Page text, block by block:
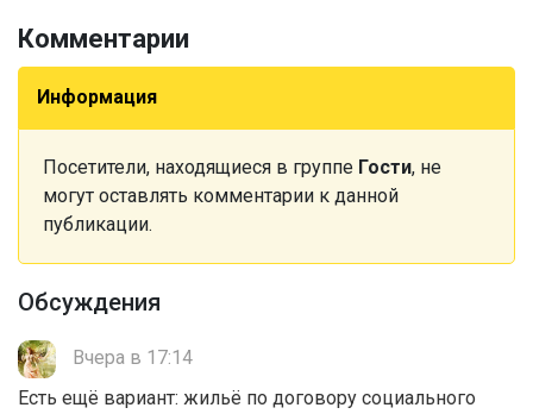
Комментарии
Информация
Посетители, находящиеся в группе Гости, не
могут оставлять комментарии к данной
публикации.
Обсуждения
Вчера в 17:14
Есть ещё вариант: жильё по договору социального